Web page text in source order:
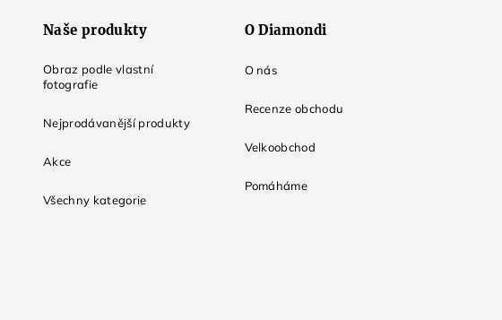
Naše produkty
Obraz podle vlastní
fotografie
Nejprodávanější produkty
Akce
Všechny kategorie
O Diamondi
O nás
Recenze obchodu
Velkoobchod
Pomáháme